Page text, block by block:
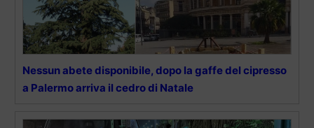
Nessun abete disponibile, dopo la gaffe del cipresso
a Palermo arriva il cedro di Natale